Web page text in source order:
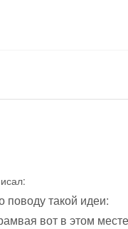
поводу такой идеи:
вот в этом